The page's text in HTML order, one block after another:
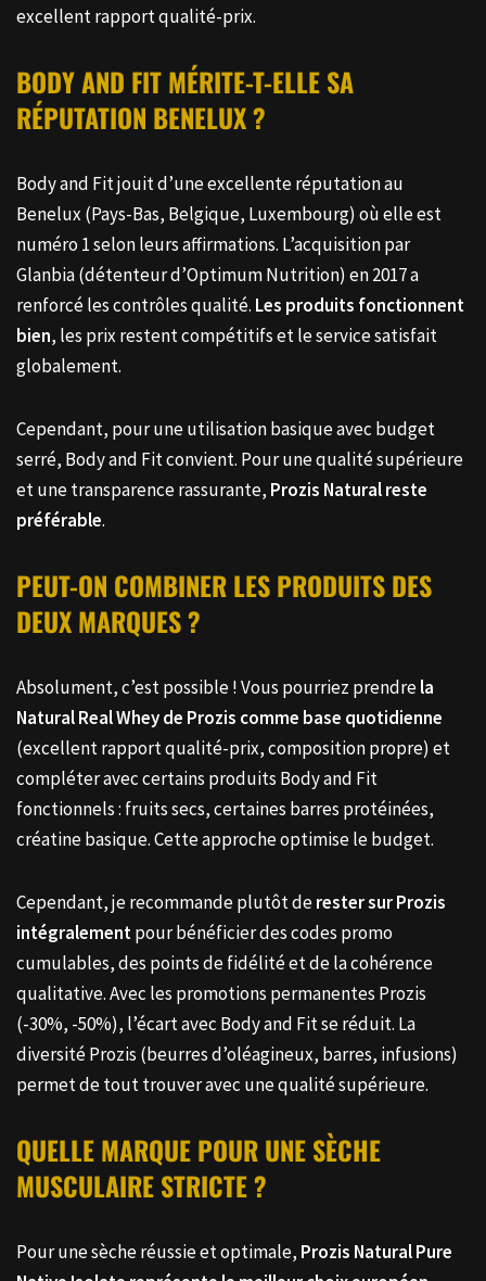
excellent rapport qualité-prix.
BODY AND FIT MÉRITE-T-ELLE SA
RÉPUTATION BENELUX ?
Body and Fit jouit d’une excellente réputation au
Benelux (Pays-Bas, Belgique, Luxembourg) où elle est
numéro 1 selon leurs affirmations. L’acquisition par
Glanbia (détenteur d’Optimum Nutrition) en 2017 a
renforcé les contrôles qualité. Les produits fonctionnent
bien, les prix restent compétitifs et le service satisfait
globalement.
Cependant, pour une utilisation basique avec budget
serré, Body and Fit convient. Pour une qualité supérieure
et une transparence rassurante, Prozis Natural reste
préférable.
PEUT-ON COMBINER LES PRODUITS DES
DEUX MARQUES ?
Absolument, c’est possible ! Vous pourriez prendre la
Natural Real Whey de Prozis comme base quotidienne
(excellent rapport qualité-prix, composition propre) et
compléter avec certains produits Body and Fit
fonctionnels : fruits secs, certaines barres protéinées,
créatine basique. Cette approche optimise le budget.
Cependant, je recommande plutôt de rester sur Prozis
intégralementpour bénéficier des codes promo
cumulables, des points de fidélité et de la cohérence
qualitative. Avec les promotions permanentes Prozis
(-30%, -50%), l’écart avec Body and Fit se réduit. La
diversité Prozis (beurres d’oléagineux, barres, infusions)
permet de tout trouver avec une qualité supérieure.
QUELLE MARQUE POUR UNE SÈCHE
MUSCULAIRE STRICTE ?
Pour une sèche réussie et optimale, Prozis Natural Pure